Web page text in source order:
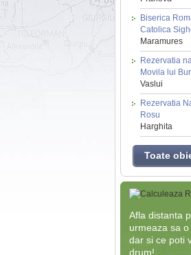
Biserica
Catolica
Maramures
Rezervatia
Movila lui
Vaslui
Rezervatia
Rosu
Harghita
Toate
Afla distanta
urmeaza sa o
dar si ce poti
drum!